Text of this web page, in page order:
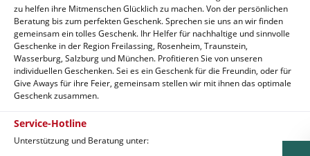
Service-Hotline
Unterstützung und Beratung unter:
zu helfen ihre Mitmenschen Glücklich zu machen. Von der persönlichen
Beratung bis zum perfekten Geschenk. Sprechen sie uns an wir finden
gemeinsam ein tolles Geschenk. Ihr Helfer für nachhaltige und sinnvolle
Geschenke in der Region Freilassing, Rosenheim, Traunstein,
Wasserburg, Salzburg und München. Profitieren Sie von unseren
individuellen Geschenken. Sei es ein Geschenk für die Freundin, oder für
Give Aways für ihre Feier, gemeinsam stellen wir mit ihnen das optimale
Geschenk zusammen.